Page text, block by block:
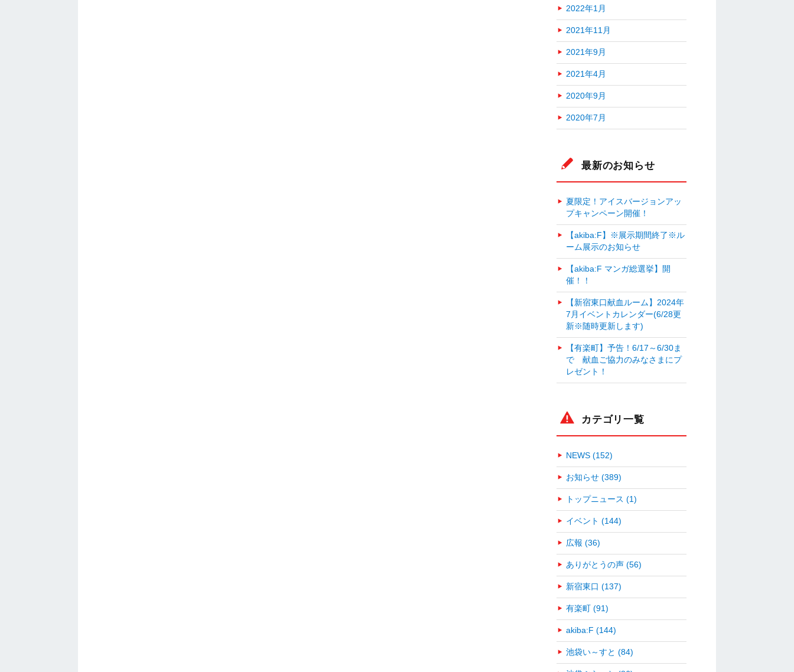
2022年1月
2021年11月
2021年9月
2021年4月
2020年9月
2020年7月
最新のお知らせ
夏限定！アイスバージョンアッ
プキャンペーン開催！
【akiba:F】※展示期間終了※ル
ーム展示のお知らせ
【akiba:F マンガ総選挙】開
催！！
【新宿東口献血ルーム】2024年
7月イベントカレンダー(6/28更
新※随時更新します)
【有楽町】予告！6/17～6/30ま
で 献血ご協力のみなさまにプ
レゼント！
カテゴリ一覧
NEWS (152)
お知らせ (389)
トップニュース (1)
イベント (144)
広報 (36)
ありがとうの声 (56)
新宿東口 (137)
有楽町 (91)
akiba:F (144)
池袋い～すと (84)